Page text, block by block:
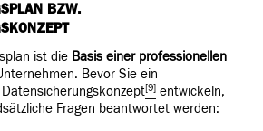
BZW.
ist die Basis einer professionellen
Bevor Sie ein
[9] entwickeln,
Fragen beantwortet werden: